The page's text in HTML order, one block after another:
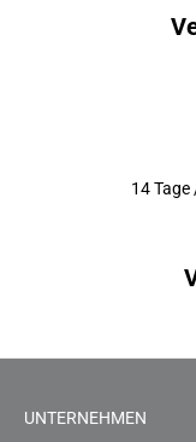
14
UNTERNEHMEN